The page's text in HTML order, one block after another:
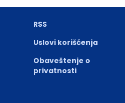
RSS
Uslovi korišćenja
Obaveštenje o
privatnosti